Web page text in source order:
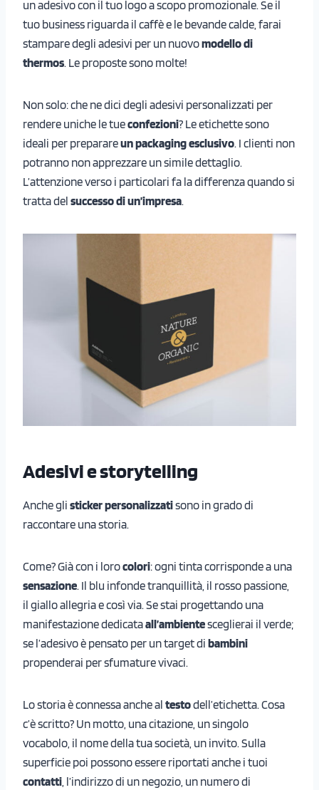
un adesivo con il tuo logo a scopo promozionale. Se il
tuo business riguarda il caffè e le bevande calde, farai
stampare degli adesivi per un nuovomodello di
thermos. Le proposte sono molte!
Non solo: che ne dici degli adesivi personalizzati per
rendere uniche le tueconfezioni? Le etichette sono
ideali per preparareun packaging esclusivo. I clienti non
potranno non apprezzare un simile dettaglio.
L’attenzione verso i particolari fa la differenza quando si
tratta del successo di un’impresa.
Adesivi e storytelling
Anche gli sticker personalizzatisono in grado di
raccontare una storia.
Come? Già con i lorocolori: ogni tinta corrisponde a una
sensazione. Il blu infonde tranquillità, il rosso passione,
il giallo allegria e così via. Se stai progettando una
manifestazione dedicataall’ambientesceglierai il verde;
se l’adesivo è pensato per un target di bambini
propenderai per sfumature vivaci.
Lo storia è connessa anche al testodell’etichetta. Cosa
c’è scritto? Un motto, una citazione, un singolo
vocabolo, il nome della tua società, un invito. Sulla
superficie poi possono essere riportati anche i tuoi
contatti , l’indirizzo di un negozio, un numero di